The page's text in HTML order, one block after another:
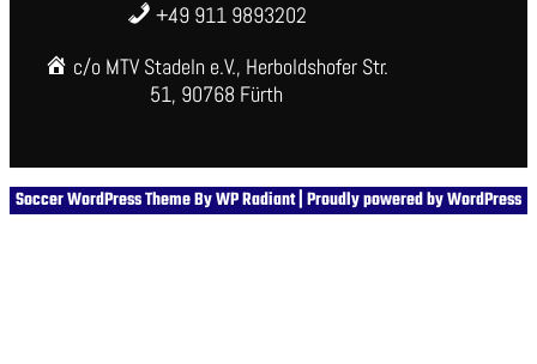
+49 911 9893202
c/o MTV Stadeln e.V., Herboldshofer Str.
51, 90768 Fürth
Soccer WordPress ThemeByWP Radiant| Proudly powered byWordPress